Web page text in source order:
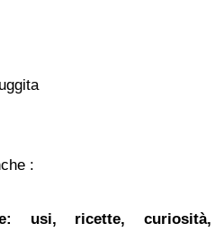
:
usi, ricette, curiosità,